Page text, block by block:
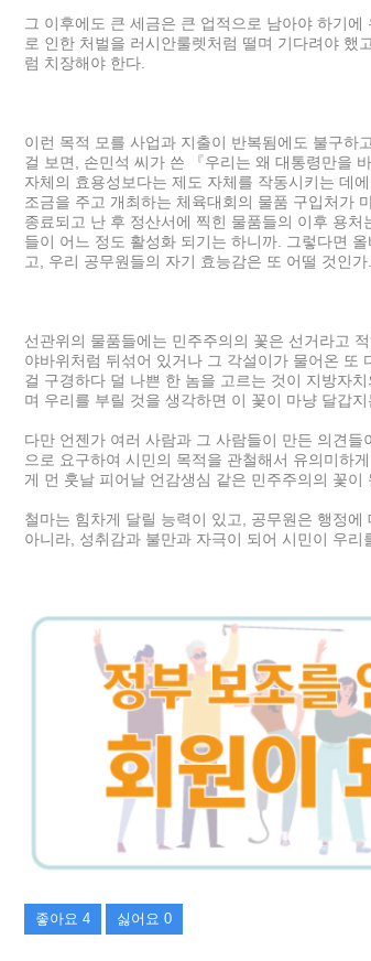
그 이후에도 큰 세금은 큰 업적으로 남아야 하기
로 인한 처벌을 러시안룰렛처럼 떨며 기다려야 했
럼 치장해야 한다.
이런 목적 모를 사업과 지출이 반복됨에도 불구하
걸 보면, 손민석 씨가 쓴 『우리는 왜 대통령만을
자체의 효용성보다는 제도 자체를 작동시키는 데
조금을 주고 개최하는 체육대회의 물품 구입처가
종료되고 난 후 정산서에 찍힌 물품들의 이후 용
들이 어느 정도 활성화 되기는 하니까. 그렇다면
고, 우리 공무원들의 자기 효능감은 또 어떨 것인가.
선관위의 물품들에는 민주주의의 꽃은 선거라고
야바위처럼 뒤섞어 있거나 그 각설이가 물어온 또
걸 구경하다 덜 나쁜 한 놈을 고르는 것이 지방자
며 우리를 부릴 것을 생각하면 이 꽃이 마냥 달갑지
다만 언젠가 여러 사람과 그 사람들이 만든 의견
으로 요구하여 시민의 목적을 관철해서 유의미하
게 먼 훗날 피어날 언감생심 같은 민주주의의 꽃이
철마는 힘차게 달릴 능력이 있고, 공무원은 행정
아니라, 성취감과 불만과 자극이 되어 시민이 우
좋아요 4 싫어요 0